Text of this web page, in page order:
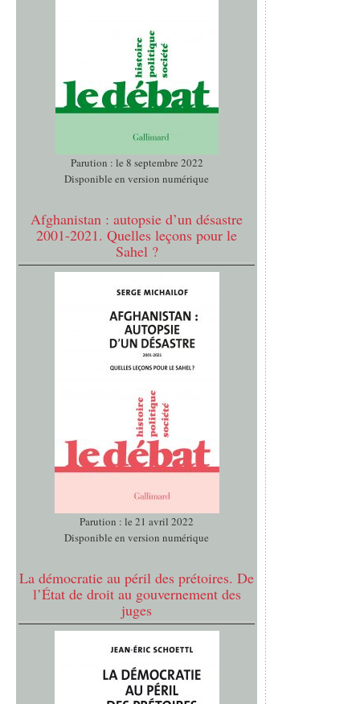
Parution : le 8 septembre 2022
Disponible en version numérique
Afghanistan : autopsie d’un désastre
2001-2021. Quelles leçons pour le
Sahel ?
Parution : le 21 avril 2022
Disponible en version numérique
La démocratie au péril des prétoires. De
l’État de droit au gouvernement des
juges